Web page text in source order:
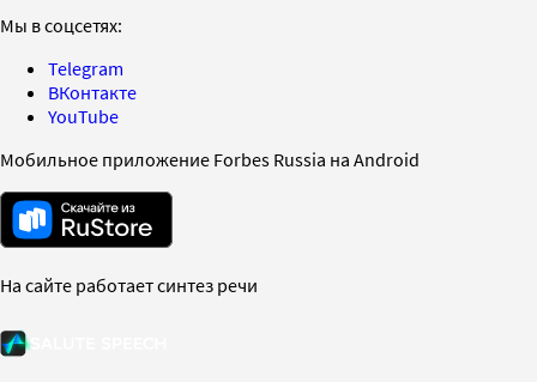
Мы в соцсетях:
Telegram
ВКонтакте
YouTube
Мобильное приложение Forbes Russia на Android
На сайте работает синтез речи